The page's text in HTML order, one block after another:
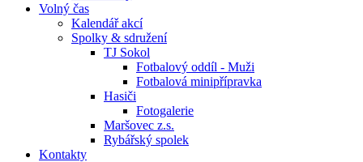
Volný čas
Kalendář akcí
Spolky & sdružení
TJ Sokol
Fotbalový oddíl - Muži
Fotbalová minipřípravka
Hasiči
Fotogalerie
Maršovec z.s.
Rybářský spolek
Kontakty